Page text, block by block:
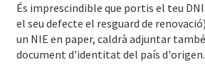
És imprescindible que portis el teu
el seu defecte el resguard de
un NIE en paper, caldrà adjuntar
document d'identitat del país d'origen.